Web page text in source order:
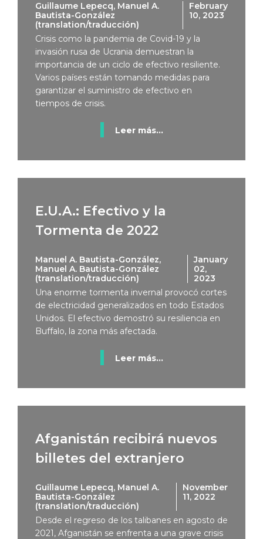
Guillaume Lepecq, Manuel A.
Bautista-González
(translation/traducción)
February
10, 2023
Crisis como la pandemia de Covid-19 y la
invasión rusa de Ucrania demuestran la
importancia de un ciclo de efectivo resiliente.
Varios países están tomando medidas para
garantizar el suministro de efectivo en
tiempos de crisis.
Leer más...
E.U.A.: Efectivo y la
Tormenta de 2022
Manuel A. Bautista-González,
Manuel A. Bautista-González
(translation/traducción)
January
02,
2023
Una enorme tormenta invernal provocó cortes
de electricidad generalizados en todo Estados
Unidos. El efectivo demostró su resiliencia en
Buffalo, la zona más afectada.
Leer más...
Afganistán recibirá nuevos
billetes del extranjero
Guillaume Lepecq, Manuel A.
Bautista-González
(translation/traducción)
November
11, 2022
Desde el regreso de los talibanes en agosto de
2021, Afganistán se enfrenta a una grave crisis